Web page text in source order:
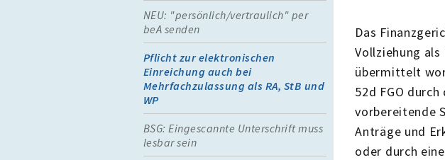
NEU: "persönlich/vertraulich" per
beA senden
Pflicht zur elektronischen
Einreichung auch bei
Mehrfachzulassung als RA, StB und
WP
BSG: Eingescannte Unterschrift muss
lesbar sein
Das
Vollziehung
übermittelt
52d FGO
vorbereitende
Anträge und
oder durch